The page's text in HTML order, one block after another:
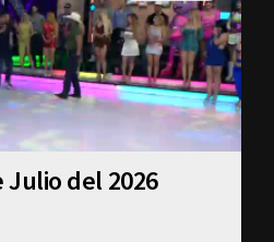
Julio del 2026